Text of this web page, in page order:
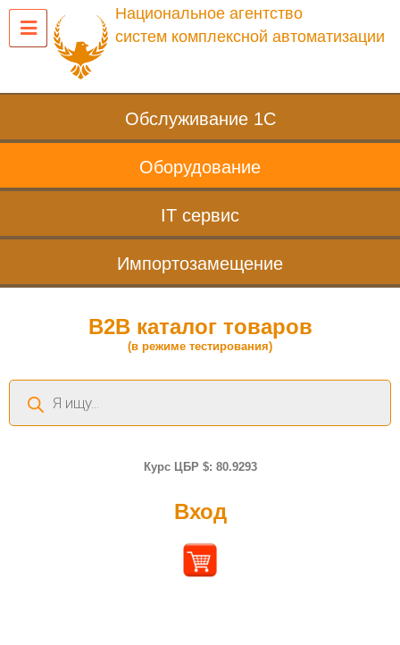
Национальное агентство
систем комплексной автоматизации
Обслуживание 1С
Оборудование
IT сервис
Импортозамещение
B2B каталог товаров
(в режиме тестирования)
Поиск
товаров
Курс ЦБР $: 80.9293
Вход